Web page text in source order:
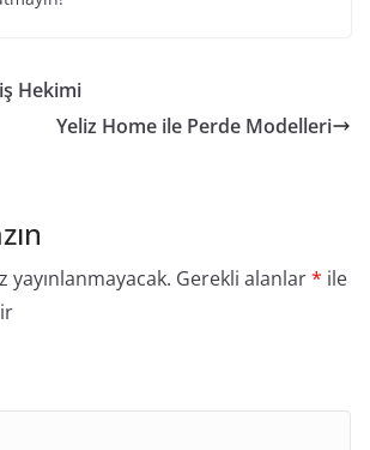
Hekimi
Yeliz Home ile Perde Modelleri
yayınlanmayacak. Gerekli alanlar* ile